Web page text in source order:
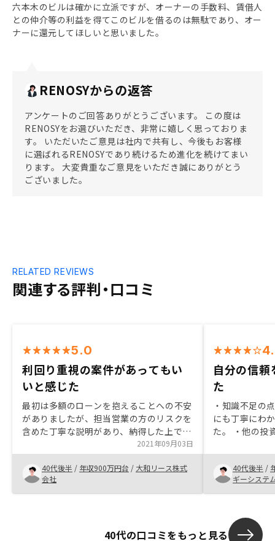
六本木のビルは確かに立派ですが、オーナーの手数料、賃借人
との仲介等の利益を得てこのビルを借るのは無駄であり、オー
ナーに還元してほしいと思いました。
RENOSYからの返答
アンケートのご回答ありがとうございます。 この度は
RENOSYをお選びいただき、非常に嬉しく思っておりま
す。 いただいたご意見は社内で共有し、今後もお客様
に選ばれるRENOSYであり続けるため進化を続けてまい
ります。 大変貴重なご意見をいただき誠にありがとう
ございました。
関連する評判・口コミ
RELATED REVIEWS
5.0
利回り重視の案件があってもい
いと感じた
最初は多額のローンを抱えることへの不安
がありましたが、担当営業の方のリスクを
含めた丁寧な説明があり、納得した上で物
件を購入することができました。長期の運
用が大切なので、早い時期で決断すること
が良いかもしれません。利回り重視の案件
があってもいいのではないでしょうか
2021年09月03日
40代後半 / 年収900万円台 / 大和リース株式
会社
自分の信
た
・知識不足の
にも丁寧にわ
た。 ・他の投
の分野なので
た。 ・時間
提案や調整し
ムーズにでき
40代後半 /
ギーシステ
40代の口コミをもっと見る